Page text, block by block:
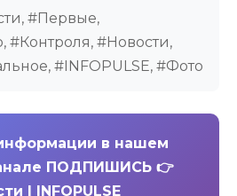
#Первые,
#Новости,
#INFOPULSE, #Фото
в нашем
ПОДПИШИСЬ 👉
| INFOPULSE